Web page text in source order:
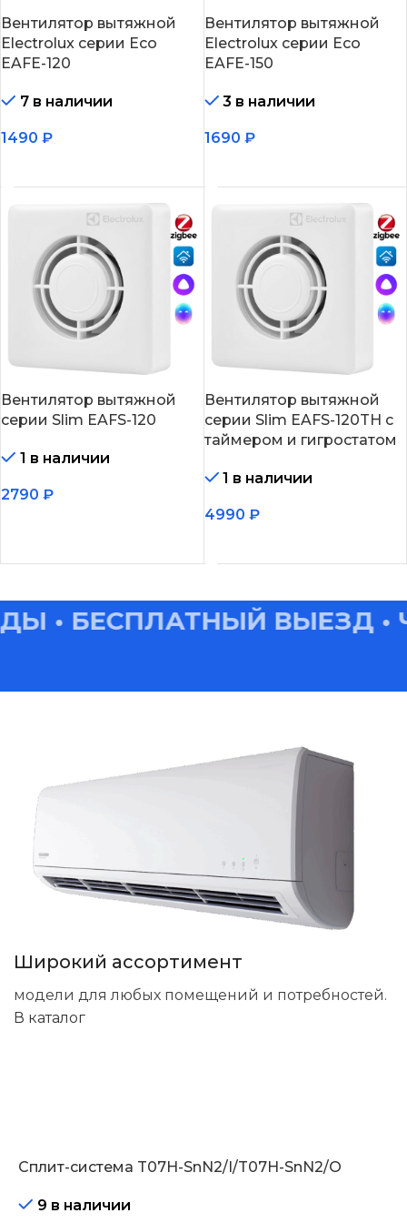
Вентилятор вытяжной
Electrolux серии Eco
EAFE-120
7 в наличии
1490 ₽
Вентилятор вытяжной
Electrolux серии Eco
EAFE-150
3 в наличии
1690 ₽
Вентилятор вытяжной
серии Slim EAFS-120
1 в наличии
2790 ₽
Вентилятор вытяжной
серии Slim EAFS-120TH с
таймером и гигростатом
1 в наличии
4990 ₽
• БЕСПЛАТНЫЙ ВЫЕЗД •
Широкий ассортимент
модели для любых помещений и потребностей.
В каталог
Сплит-система T07H-SnN2/I/T07H-SnN2/O
9 в наличии